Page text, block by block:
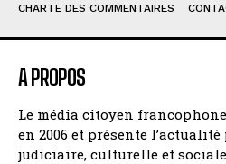
CHARTE DES COMMENTAIRES
A PROPOS
Le média citoyen
en 2006 et présente
judiciaire, culturelle et sociale